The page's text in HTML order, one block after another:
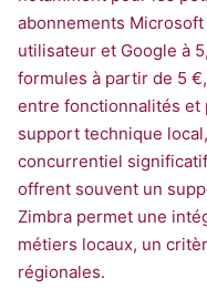
abonnements
utilisateur et Google à
formules à partir de 5
entre fonctionnalités et
support technique
concurrentiel
offrent souvent un
Zimbra permet une
métiers locaux, un
régionales.